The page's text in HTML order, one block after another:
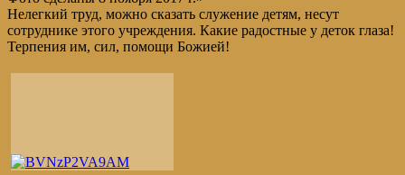
Нелегкий труд, можно сказать служение детям, несут
сотруднике этого учреждения. Какие радостные у деток глаза!
Терпения им, сил, помощи Божией!